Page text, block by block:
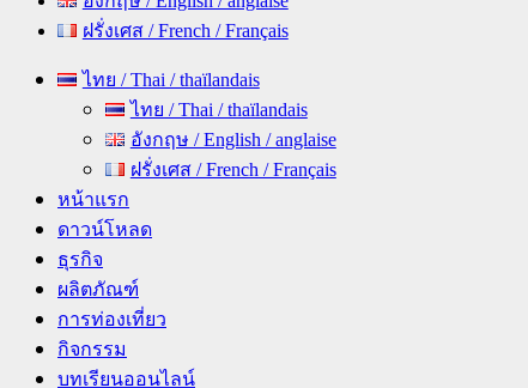
ฝรั่งเศส / French / Français
Primary ไทย / Thai / thaïlandais
ไทย / Thai / thaïlandais
อังกฤษ / English / anglaise
ฝรั่งเศส / French / Français
หน้าแรก
ดาวน์โหลด
ธุรกิจ
ผลิตภัณฑ์
การท่องเที่ยว
กิจกรรม
บทเรียนออนไลน์